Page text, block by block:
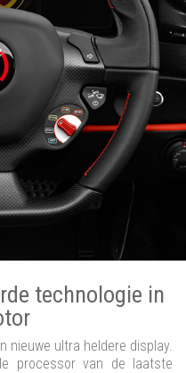
technologie in
nieuwe ultra heldere display.
processor van de laatste